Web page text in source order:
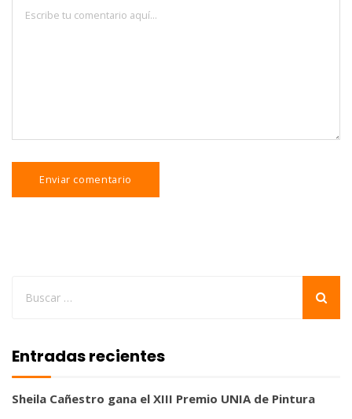
Entradas recientes
Sheila Cañestro gana el XIII Premio UNIA de Pintura